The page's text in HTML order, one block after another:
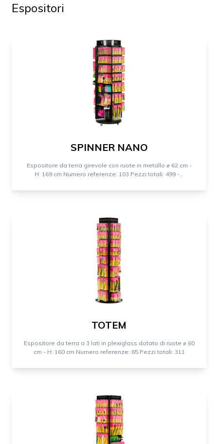
Espositori
SPINNER NANO
Espositore da terra girevole con ruote in metallo ⌀ 62 cm -
H: 169 cm Numero referenze: 103 Pezzi totali: 499 -...
TOTEM
Espositore da terra a 3 lati in plexiglass dotato di ruote ⌀ 60
cm - H: 160 cm Numero referenze: 65 Pezzi totali: 311